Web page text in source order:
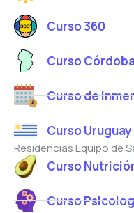
Curso 360
Curso
Curso de
Curso Uruguay
Residencias Equipo de
Curso
Curso